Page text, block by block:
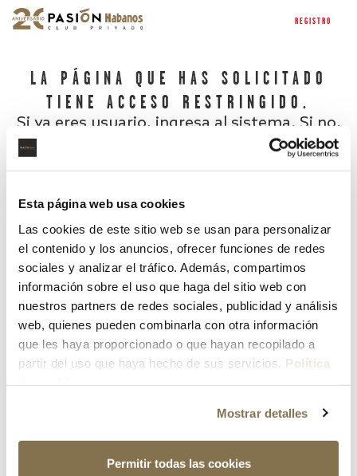
Esta página web usa cookies
Las cookies de este sitio web se usan para personalizar
el contenido y los anuncios, ofrecer funciones de redes
sociales y analizar el tráfico. Además, compartimos
información sobre el uso que haga del sitio web con
nuestros partners de redes sociales, publicidad y análisis
web, quienes pueden combinarla con otra información
que les haya proporcionado o que hayan recopilado a
partir del uso que haya hecho de sus servicios. Política
Mostrar detalles
Permitir todas las cookies
REGISTRO
LA PÁGINA QUE HAS SOLICITADO
TIENE ACCESO RESTRINGIDO.
Si ya eres usuario, ingresa al sistema. Si no,
¿Has olvidado tu contraseña?